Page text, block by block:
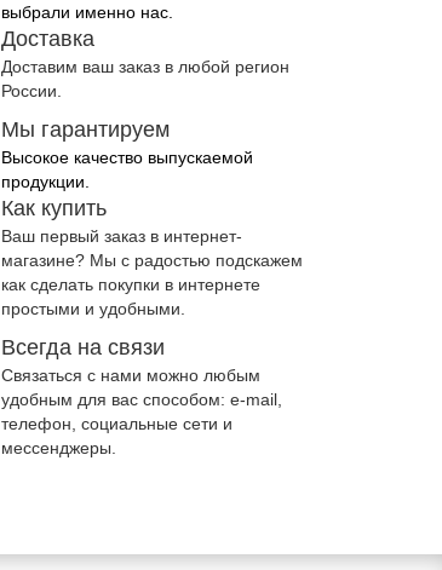
выбрали именно нас.
Доставка
Доставим ваш заказ в любой регион
России.
Мы гарантируем
Высокое качество выпускаемой
продукции.
Как купить
Ваш первый заказ в интернет-
магазине? Мы с радостью подскажем
как сделать покупки в интернете
простыми и удобными.
Всегда на связи
Связаться с нами можно любым
удобным для вас способом: e-mail,
телефон, социальные сети и
мессенджеры.